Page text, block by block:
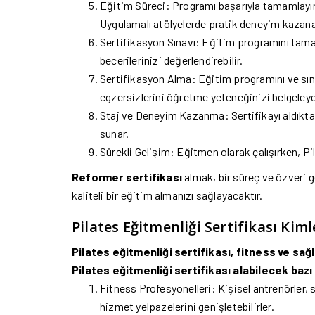
Eğitim Süreci: Programı başarıyla
Uygulamalı atölyelerde pratik deneyim
Sertifikasyon Sınavı: Eğitim programını
becerilerinizi değerlendirebilir.
Sertifikasyon Alma: Eğitim programını ve
egzersizlerini öğretme yeteneğinizi
Staj ve Deneyim Kazanma: Sertifikayı
sunar.
Sürekli Gelişim: Eğitmen olarak çalışırken,
Reformer sertifikasıalmak, bir süreç ve özveri
kaliteli bir eğitim almanızı sağlayacaktır.
Pilates Eğitmenliği Sertifikası
Pilates eğitmenliği sertifikası, fitness ve
Pilates eğitmenliği sertifikası alabilecek
Fitness Profesyonelleri: Kişisel antrenörler,
hizmet yelpazelerini genişletebilirler.